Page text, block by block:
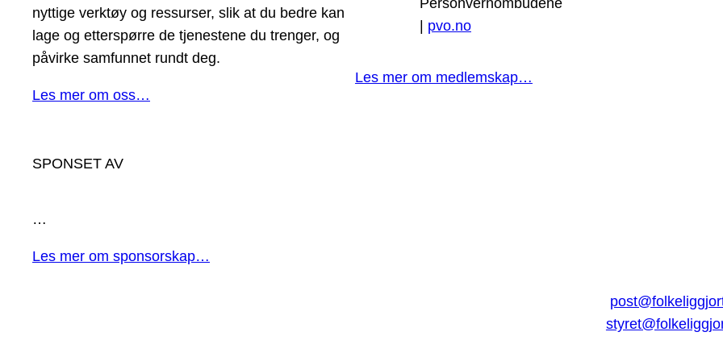
nyttige verktøy og ressurser, slik at du bedre kan
lage og etterspørre de tjenestene du trenger, og
påvirke samfunnet rundt deg.
Les mer om oss…
| pvo.no
Les mer om medlemskap…
SPONSET AV
…
Les mer om sponsorskap…